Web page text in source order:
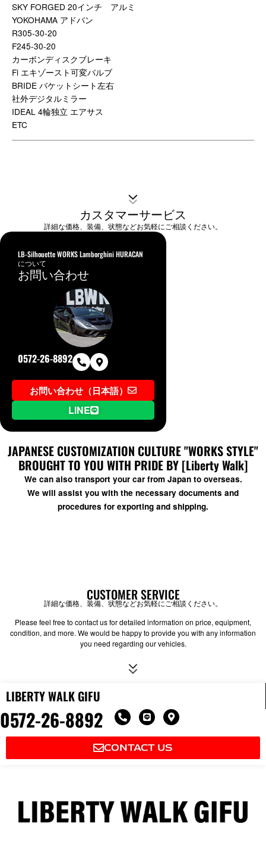
SKY FORGED 20インチ アルミ
YOKOHAMA アドバン
R305-30-20
F245-30-20
カーボンディスクブレーキ
Fi エキゾースト可変バルブ
BRIDE バケットシート左右
社外デジタルミラー
IDEAL 4輪独立 エアサス
ETC
カスタマーサービス
詳細な価格、装備、状態などお気軽にご相談ください。
LB-Silhouette WORKS Lamborghini HURACAN
について
お問い合わせ
0572-26-8892
お問い合わせ（日本語）
LINE
JAPANESE CUSTOMIZATION CULTURE "WORKS STYLE"
BROUGHT TO YOU WITH PRIDE BY [Liberty Walk]
We can also transport your car from Japan to overseas.
We will assist you with the necessary documents and
procedures for exporting and shipping.
CUSTOMER SERVICE
詳細な価格、装備、状態などお気軽にご相談ください。
Please feel free to contact us for detailed information on price, equipment,
condition, and more. We would be happy to provide you with any information
you need regarding our vehicles.
LIBERTY WALK GIFU
0572-26-8892 P
h
n
e
-
L
i
e
M
a
-
m
a
l
CONTACT US